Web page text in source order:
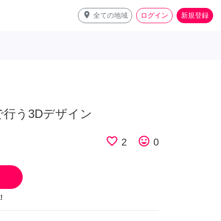
place 全ての地域 ログイン 新規登録
う3Dデザイン
favorite_border 2 tag_faces 0